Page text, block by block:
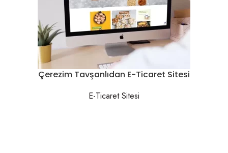
Çerezim Tavşanlıdan E-Ticaret Sitesi
E-Ticaret Sitesi